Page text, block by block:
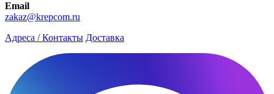
Email
zakaz@krepcom.ru
Адреса / Контакты Доставка